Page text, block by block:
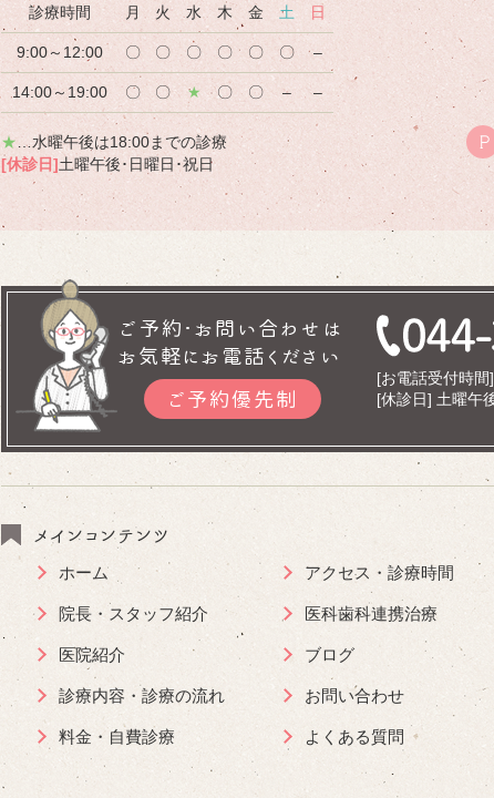
診療時間 月 火 水 木 金 土 日
9:00～12:00 〇 〇 〇 〇 〇 〇 –
14:00～19:00 〇 〇 ★ 〇 〇 – –
★ …水曜午後は18:00までの診療
[休診日]土曜午後･日曜日･祝日
P
ご予約･お問い合わせは
お気軽にお電話ください
ご予約優先制
[お電話受付時
[休診日] 土曜午
メインコンテンツ
ホーム
院長・スタッフ紹介
医院紹介
診療内容・診療の流れ
料金・自費診療
アクセス・診療時間
医科歯科連携治療
ブログ
お問い合わせ
よくある質問